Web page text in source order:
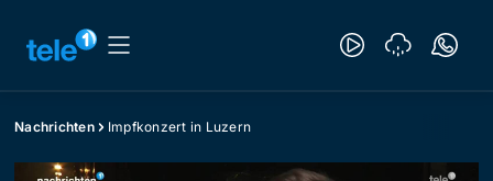
Nachrichten Impfkonzert in Luzern